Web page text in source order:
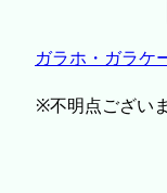
ガラホ・ガラケ
※不明点ござい